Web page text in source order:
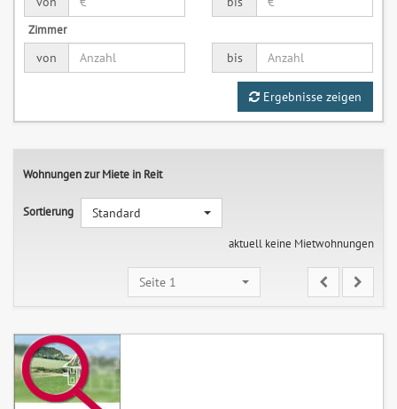
Zimmer
von
bis
Ergebnisse zeigen
Wohnungen zur Miete in Reit
Sortierung
Standard
aktuell keine Mietwohnungen
Seite 1